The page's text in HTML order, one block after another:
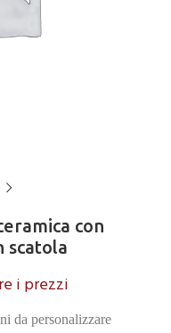
con
scatola
i prezzi
da personalizzare